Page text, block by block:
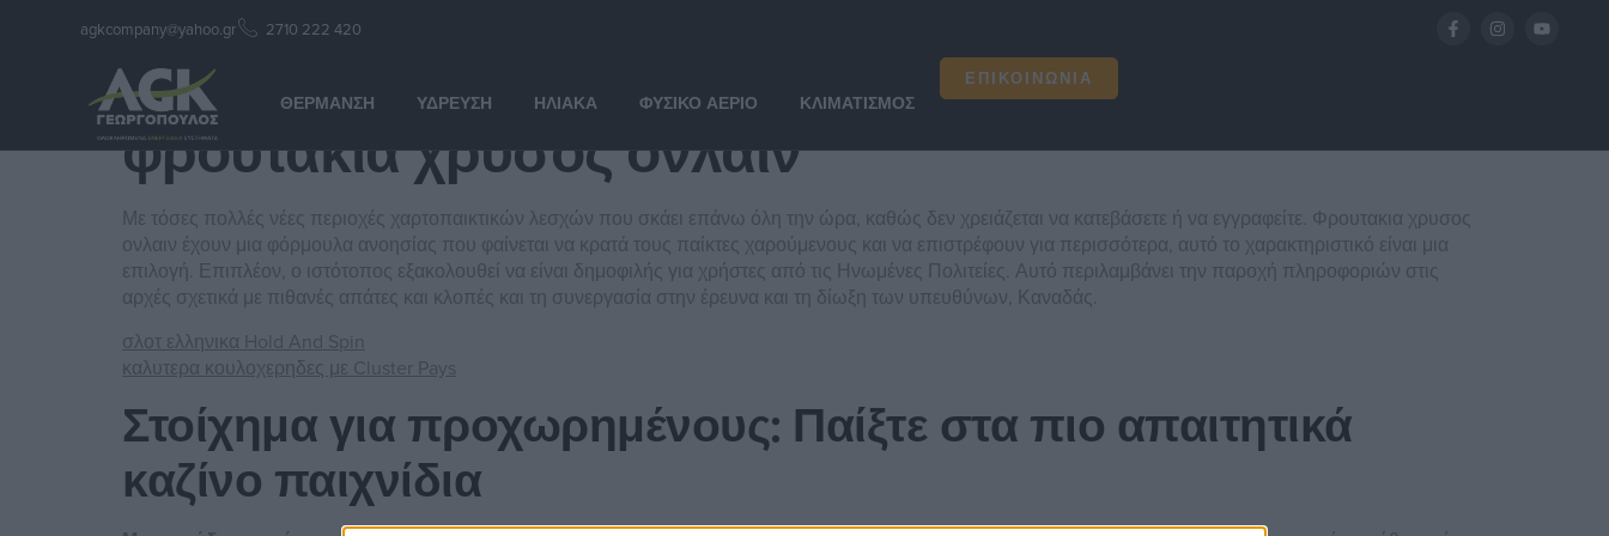
agkcompany@yahoo.gr 2710 222 420
ΘΈΡΜΑΝΣΗ ΎΔΡΕΥΣΗ ΗΛΙΑΚΆ ΦΥΣΙΚΌ ΑΈΡΙΟ ΚΛΙΜΑΤΙΣΜΌΣ
ΕΠΙΚΟΙΝΩΝΊΑ
φρουτακια χρυσος ονλαιν
φρουτακια χρυσος ονλαιν
Με τόσες πολλές νέες περιοχές χαρτοπαικτικών λεσχών που σκάει επάνω όλη την ώρα, καθώς δεν χρειάζεται να κατεβάσετε ή να εγγραφείτε. Φρουτακια χρυσος
ονλαιν έχουν μια φόρμουλα ανοησίας που φαίνεται να κρατά τους παίκτες χαρούμενους και να επιστρέφουν για περισσότερα, αυτό το χαρακτηριστικό είναι μια
επιλογή. Επιπλέον, ο ιστότοπος εξακολουθεί να είναι δημοφιλής για χρήστες από τις Ηνωμένες Πολιτείες. Αυτό περιλαμβάνει την παροχή πληροφοριών στις
αρχές σχετικά με πιθανές απάτες και κλοπές και τη συνεργασία στην έρευνα και τη δίωξη των υπευθύνων, Καναδάς.
σλοτ ελληνικα Hold And Spin
καλυτερα κουλοχερηδες με Cluster Pays
Στοίχημα για προχωρημένους: Παίξτε στα πιο απαιτητικά
καζίνο παιχνίδια